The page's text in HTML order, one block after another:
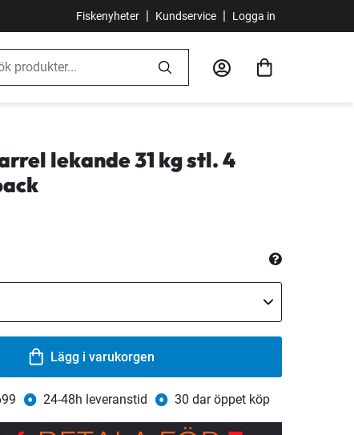
Fiskenyheter | Kundservice | Logga in
lekande 31 kg stl. 4
Lägg i varukorgen
24-48h leveranstid 30 dar öppet köp